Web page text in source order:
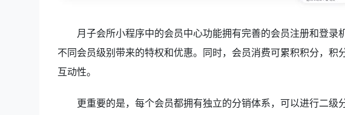
月子会所小程序中的会员中心功能拥有完善的会员注册和登
不同会员级别带来的特权和优惠。同时，会员消费可累积积分，
互动性。
更重要的是，每个会员都拥有独立的分销体系，可以进行二